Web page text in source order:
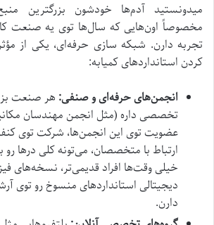
میدونستید آدم‌ها خودشون بزرگترین
مخصوصاً اون‌هایی که سال‌ها توی یه صنعت
تجربه دارن. شبکه سازی حرفه‌ای، یکی از
کردن استانداردهای کمیابه:
انجمن‌های حرفه‌ای و صنفی: هر صنعت
تخصصی داره (مثل انجمن مهندسان
عضویت توی این انجمن‌ها، شرکت توی
ارتباط با متخصصان، می‌تونه کلی درها رو
خیلی وقت‌ها افراد قدیمی‌تر، نسخه‌های
دیجیتالی استانداردهای منسوخ رو
دارن.